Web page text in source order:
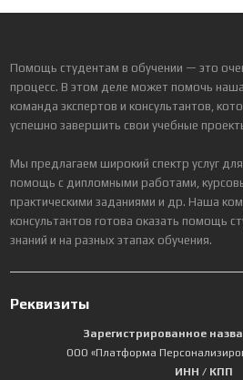
Помощь студентам в обучении — это
процесс. В этом деле может помочь
команда экспертов и консультантов,
успешно завершить свои учебные
Мы предлагаем широкий спектр услуг
помощь с дипломными работами,
практическими заданиями и др. Наша
консультантов готова оказать помощь
знаний и на разных этапах обучения.
Реквизиты
Зарегистрированное
ООО «Платформа
ИНН / КПП